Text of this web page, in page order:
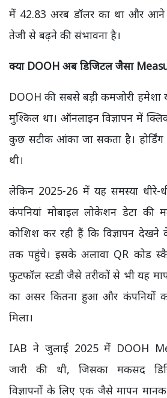
में 42.83 अरब डॉलर का था और आने
तेजी से बढ़ने की संभावना है।
क्या DOOH अब डिजिटल जैसा
DOOH की सबसे बड़ी कमजोरी हमेशा
मुश्किल था। ऑनलाइन विज्ञापन में
कुछ सटीक आंका जा सकता है।
थी।
लेकिन 2025-26 में यह समस्या धीरे-
कंपनियां मोबाइल लोकेशन डेटा
कोशिश कर रही हैं कि विज्ञापन देखने
तक पहुंचे। इसके अलावा QR कोड
फुटफॉल स्टडी जैसे तरीकों से भी यह
का असर कितना हुआ और कंपनियों
मिला।
IAB ने जुलाई 2025 में DOOH
जारी की थी, जिसका मकसद
विज्ञापनों के लिए एक जैसे मापन